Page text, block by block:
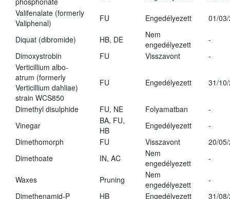
Valifenalate (formerly
Valiphenal)
FU Engedélyezett 01/
Diquat (dibromide) HB, DE
Nem
engedélyezett
-
Dimoxystrobin
FU Visszavont
-
Verticillium albo-
atrum (formerly
Verticillium dahliae)
strain WCS850
FU Engedélyezett 31/
Dimethyl disulphide FU, NE Folyamatban
-
Vinegar
BA, FU,
HB
Engedélyezett
-
Dimethomorph
FU Visszavont
20/
Dimethoate
IN, AC
Nem
engedélyezett
-
Waxes Pruning
Nem
engedélyezett
-
Dimethenamid-P
HB Engedélyezett
31/